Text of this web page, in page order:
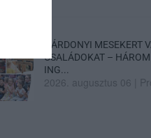
GÁRDONYI MESEKERT
CSALÁDOKAT –
ING...
2026. augusztus 06